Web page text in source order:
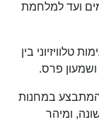
ועד למלחמת
של 1981 הנחה עימות טלוויזיוני בין
פרס.
המתבצע במחנות
ומיהר